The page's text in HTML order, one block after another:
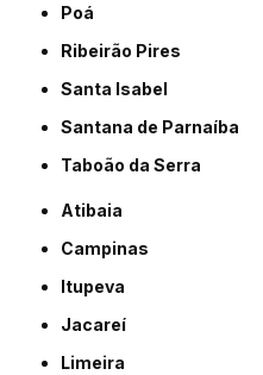
Poá
Ribeirão Pires
Santa Isabel
Santana de Parnaíba
Taboão da Serra
Atibaia
Campinas
Itupeva
Jacareí
Limeira